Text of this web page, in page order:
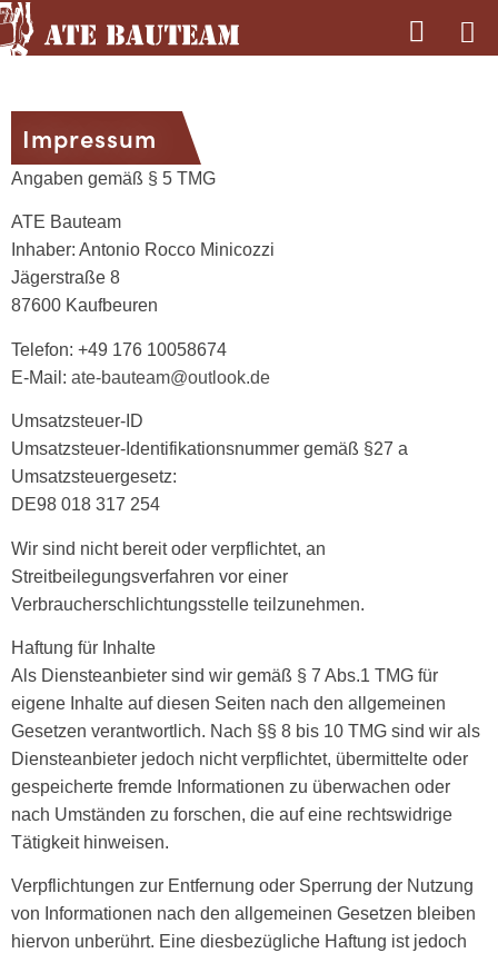
Impressum
Angaben gemäß § 5 TMG
ATE Bauteam
Inhaber: Antonio Rocco Minicozzi
Jägerstraße 8
87600 Kaufbeuren
Telefon: +49 176 10058674
E-Mail: ate-bauteam@outlook.de
Umsatzsteuer-ID
Umsatzsteuer-Identifikationsnummer gemäß §27 a
Umsatzsteuergesetz:
DE98 018 317 254
Wir sind nicht bereit oder verpflichtet, an
Streitbeilegungsverfahren vor einer
Verbraucherschlichtungsstelle teilzunehmen.
Haftung für Inhalte
Als Diensteanbieter sind wir gemäß § 7 Abs.1 TMG für
eigene Inhalte auf diesen Seiten nach den allgemeinen
Gesetzen verantwortlich. Nach §§ 8 bis 10 TMG sind wir als
Diensteanbieter jedoch nicht verpflichtet, übermittelte oder
gespeicherte fremde Informationen zu überwachen oder
nach Umständen zu forschen, die auf eine rechtswidrige
Tätigkeit hinweisen.
Verpflichtungen zur Entfernung oder Sperrung der Nutzung
von Informationen nach den allgemeinen Gesetzen bleiben
hiervon unberührt. Eine diesbezügliche Haftung ist jedoch